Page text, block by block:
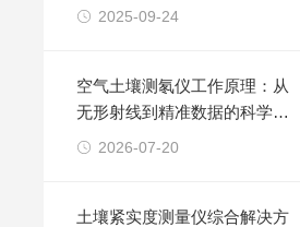
2025-09-24
空气土壤测氡仪工作原理：从
无形射线到精准数据的科学之
旅
2026-07-20
土壤紧实度测量仪综合解决方